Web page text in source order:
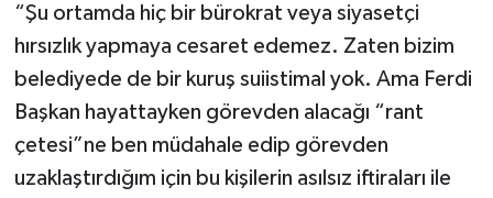
“Şu ortamda hiç bir bürokrat veya siyasetçi
hırsızlık yapmaya cesaret edemez. Zaten bizim
belediyede de bir kuruş suiistimal yok. Ama Ferdi
Başkan hayattayken görevden alacağı “rant
çetesi”ne ben müdahale edip görevden
uzaklaştırdığım için bu kişilerin asılsız iftiraları ile